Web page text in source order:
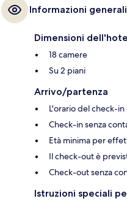
Informazioni generali
Dimensioni
18 camere
Su 2 piani
Arrivo/partenza
L'orario del check-
Check-in senza
Età minima per
Il check-out è
Check-out senza
Istruzioni speciali